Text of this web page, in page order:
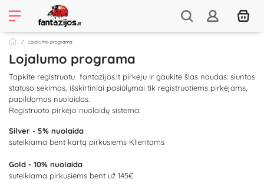
Lojalumo programa
Lojalumo programa
Tapkite registruotu fantazijos.lt pirkėju ir gaukite šias naudas: siuntos
statuso sekimas, išskirtiniai pasiūlymai tik registruotiems pirkėjams,
papildomos nuolaidos.
Registruoto pirkėjo nuolaidų sistema:
Silver - 5% nuolaida
suteikiama bent kartą pirkusiems Klientams
Gold - 10% nuolaida
suteikiama pirkusiems bent už 145€